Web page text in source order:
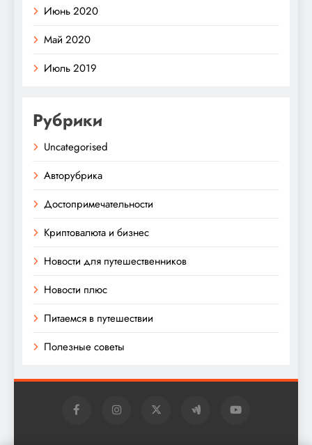
Июнь 2020
Май 2020
Июль 2019
Рубрики
Uncategorised
Авторубрика
Достопримечательности
Криптовалюта и бизнес
Новости для путешественников
Новости плюс
Питаемся в путешествии
Полезные советы